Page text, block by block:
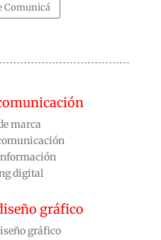
Comunicá
marca
digital
gráfico
gráfico